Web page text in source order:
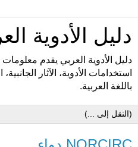
دليل الأدوية
دليل الأدوية العربي يقدم
استخدامات الأدوية، الآثار
باللغة العربية.